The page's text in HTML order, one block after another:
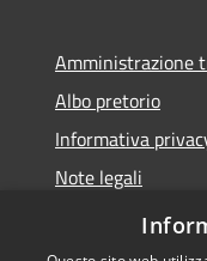
Amministrazione
Albo pretorio
Informativa
Note legali
Dichiarazione di